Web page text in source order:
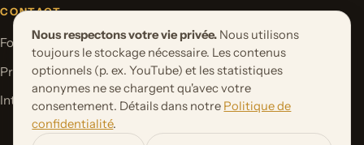
CONTACT
Formulaire de contact
Proposer un projet de livre
International Rights
Nous respectons votre vie privée. Nous utilisons
toujours le stockage nécessaire. Les contenus
optionnels (p. ex. YouTube) et les statistiques
anonymes ne se chargent qu'avec votre
consentement. Détails dans notre Politique de
confidentialité.